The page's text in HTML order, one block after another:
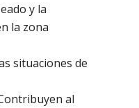
y la
la zona
situaciones de
al